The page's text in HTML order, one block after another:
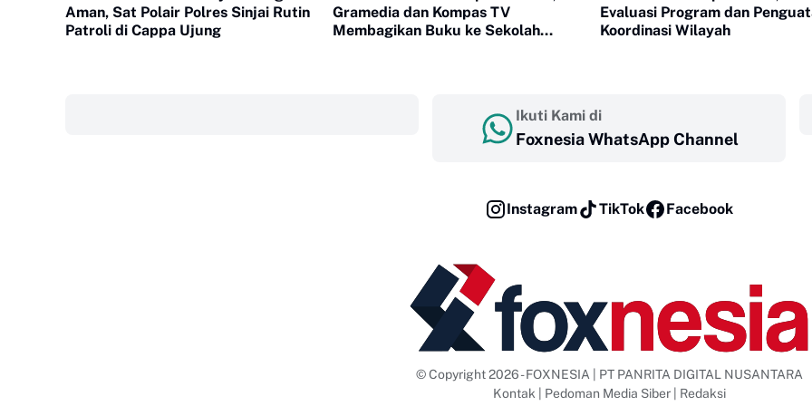
Aman, Sat Polair Polres Sinjai Rutin
Patroli di Cappa Ujung
Gramedia dan Kompas TV
Membagikan Buku ke Sekolah
Evaluasi Program dan
Koordinasi Wilayah
Ikuti Kami di
Foxnesia WhatsApp Channel
Instagram TikTok Facebook
© Copyright 2026 - FOXNESIA | PT PANRITA DIGITAL NUSANTARA
Kontak
Pedoman Media Siber| Redaksi